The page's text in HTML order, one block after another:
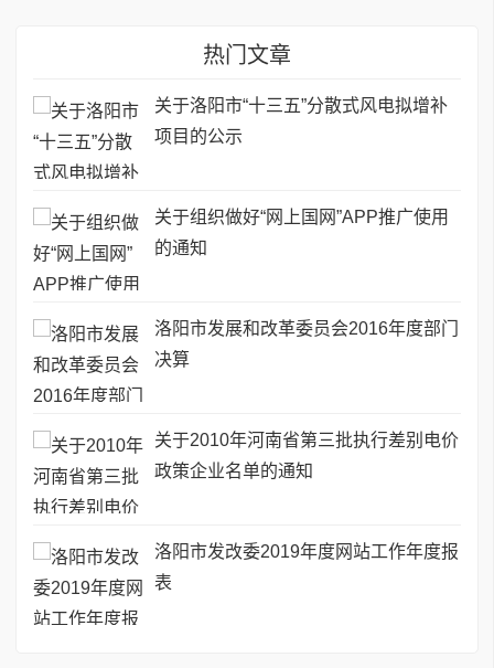
热门文章
关于洛阳市“十三五”分散式风电拟增补
项目的公示
关于组织做好“网上国网”APP推广使用
的通知
洛阳市发展和改革委员会2016年度部门
决算
关于2010年河南省第三批执行差别电价
政策企业名单的通知
洛阳市发改委2019年度网站工作年度报
表